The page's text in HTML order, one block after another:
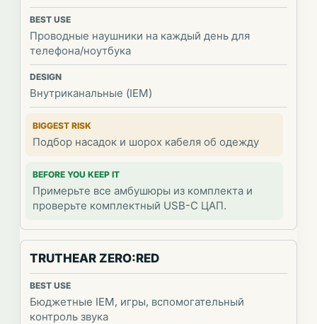
Проводные наушники на каждый день для
телефона/ноутбука
Внутриканальные (IEM)
Подбор насадок и шорох кабеля об одежду
Примерьте все амбушюры из комплекта и
проверьте комплектный USB-C ЦАП.
TRUTHEAR ZERO:RED
Бюджетные IEM, игры, вспомогательный
контроль звука